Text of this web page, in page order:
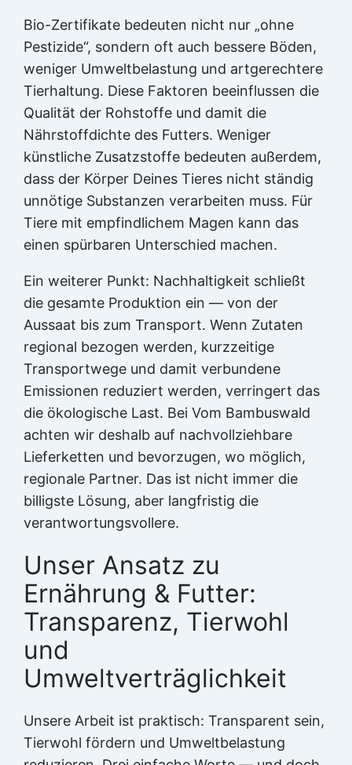
Bio-Zertifikate bedeuten nicht nur „ohne
Pestizide“, sondern oft auch bessere Böden,
weniger Umweltbelastung und artgerechtere
Tierhaltung. Diese Faktoren beeinflussen die
Qualität der Rohstoffe und damit die
Nährstoffdichte des Futters. Weniger
künstliche Zusatzstoffe bedeuten außerdem,
dass der Körper Deines Tieres nicht ständig
unnötige Substanzen verarbeiten muss. Für
Tiere mit empfindlichem Magen kann das
einen spürbaren Unterschied machen.
Ein weiterer Punkt: Nachhaltigkeit schließt
die gesamte Produktion ein — von der
Aussaat bis zum Transport. Wenn Zutaten
regional bezogen werden, kurzzeitige
Transportwege und damit verbundene
Emissionen reduziert werden, verringert das
die ökologische Last. Bei Vom Bambuswald
achten wir deshalb auf nachvollziehbare
Lieferketten und bevorzugen, wo möglich,
regionale Partner. Das ist nicht immer die
billigste Lösung, aber langfristig die
verantwortungsvollere.
Unser Ansatz zu
Ernährung & Futter:
Transparenz, Tierwohl
und
Umweltverträglichkeit
Unsere Arbeit ist praktisch: Transparent sein,
Tierwohl fördern und Umweltbelastung